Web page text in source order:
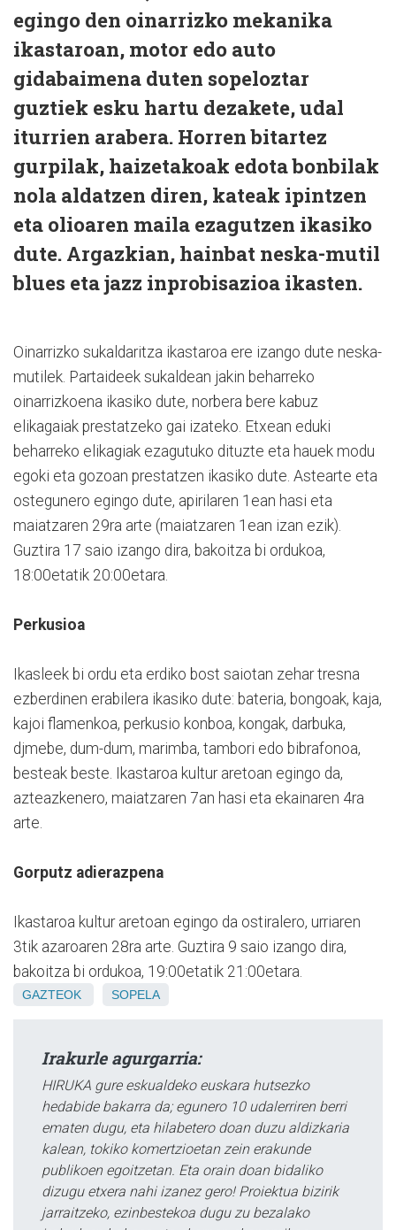
egingo den oinarrizko mekanika
ikastaroan, motor edo auto
gidabaimena duten sopeloztar
guztiek esku hartu dezakete, udal
iturrien arabera. Horren bitartez
gurpilak, haizetakoak edota bonbilak
nola aldatzen diren, kateak ipintzen
eta olioaren maila ezagutzen ikasiko
dute. Argazkian, hainbat neska-mutil
blues eta jazz inprobisazioa ikasten.
Oinarrizko sukaldaritza ikastaroa ere izango dute neska-
mutilek. Partaideek sukaldean jakin beharreko
oinarrizkoena ikasiko dute, norbera bere kabuz
elikagaiak prestatzeko gai izateko. Etxean eduki
beharreko elikagiak ezagutuko dituzte eta hauek modu
egoki eta gozoan prestatzen ikasiko dute. Astearte eta
ostegunero egingo dute, apirilaren 1ean hasi eta
maiatzaren 29ra arte (maiatzaren 1ean izan ezik).
Guztira 17 saio izango dira, bakoitza bi ordukoa,
18:00etatik 20:00etara.
Perkusioa
Ikasleek bi ordu eta erdiko bost saiotan zehar tresna
ezberdinen erabilera ikasiko dute: bateria, bongoak, kaja,
kajoi flamenkoa, perkusio konboa, kongak, darbuka,
djmebe, dum-dum, marimba, tambori edo bibrafonoa,
besteak beste. Ikastaroa kultur aretoan egingo da,
azteazkenero, maiatzaren 7an hasi eta ekainaren 4ra
arte.
Gorputz adierazpena
Ikastaroa kultur aretoan egingo da ostiralero, urriaren
3tik azaroaren 28ra arte. Guztira 9 saio izango dira,
bakoitza bi ordukoa, 19:00etatik 21:00etara.
GAZTEOK SOPELA
Irakurle agurgarria:
HIRUKA gure eskualdeko euskara hutsezko
hedabide bakarra da; egunero 10 udalerriren berri
ematen dugu, eta hilabetero doan duzu aldizkaria
kalean, tokiko komertzioetan zein erakunde
publikoen egoitzetan. Eta orain doan bidaliko
dizugu etxera nahi izanez gero! Proiektua bizirik
jarraitzeko, ezinbestekoa dugu zu bezalako